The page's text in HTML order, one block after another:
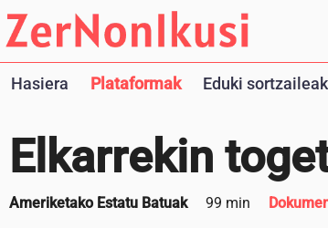
Hasiera Plataformak Eduki sortzaileak
Elkarrekin
Ameriketako Estatu Batuak 99 min